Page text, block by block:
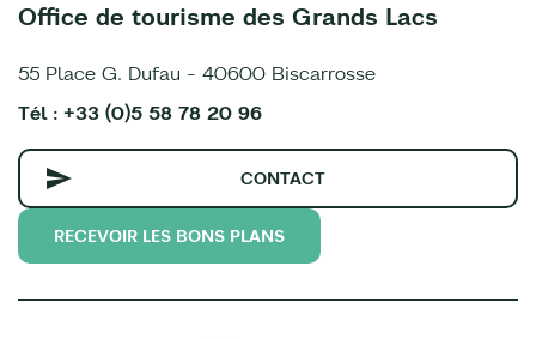
Office de tourisme des Grands Lacs
55 Place G. Dufau - 40600 Biscarrosse
Tél : +33 (0)5 58 78 20 96
CONTACT
RECEVOIR LES BONS PLANS